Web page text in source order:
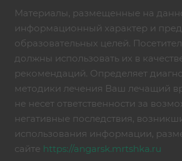
Материалы, размещенные на
информационный характер и
образовательных целей.
должны использовать их в
рекомендаций. Определяет
методики лечения Ваш лечащий
не несет ответственности за
негативные последствия,
использования информации,
сайте https://angarsk.mrtshka.ru